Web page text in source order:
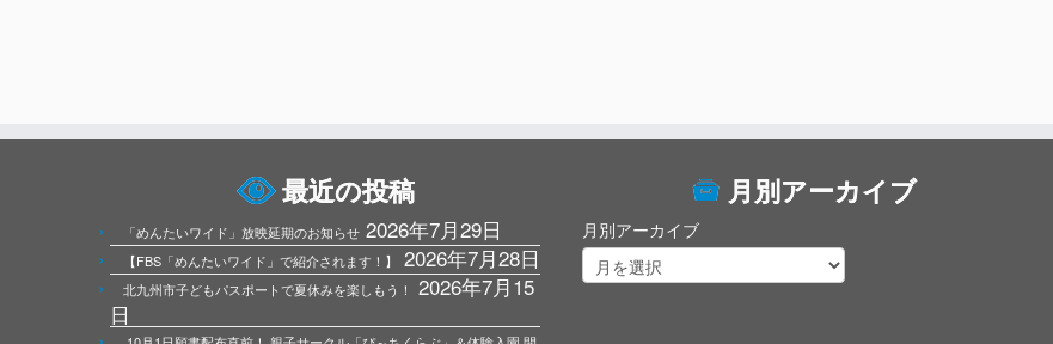
最近の投稿
「めんたいワイド」放映延期のお知らせ 2026年7月29日
【FBS「めんたいワイド」で紹介されます！】 2026年7月28日
北九州市子どもパスポートで夏休みを楽しもう！
2026年7月15
日
月別アーカイブ
月別アーカイブ